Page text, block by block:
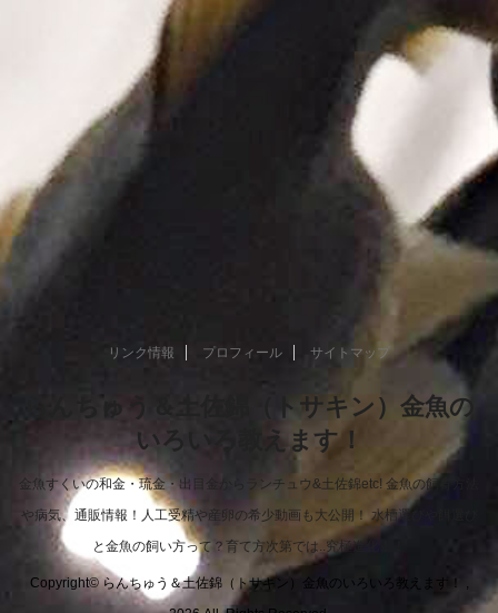
リンク情報 プロフィール サイトマップ
らんちゅう＆土佐錦（トサキン）金魚の
いろいろ教えます！
金魚すくいの和金・琉金・出目金からランチュウ&土佐錦etc! 金魚の飼育方法
や病気、通販情報！人工受精や産卵の希少動画も大公開！ 水槽選びや餌選び
と金魚の飼い方って？育て方次第では..究極進化！！
Copyright© らんちゅう＆土佐錦（トサキン）金魚のいろいろ教えます！ ,